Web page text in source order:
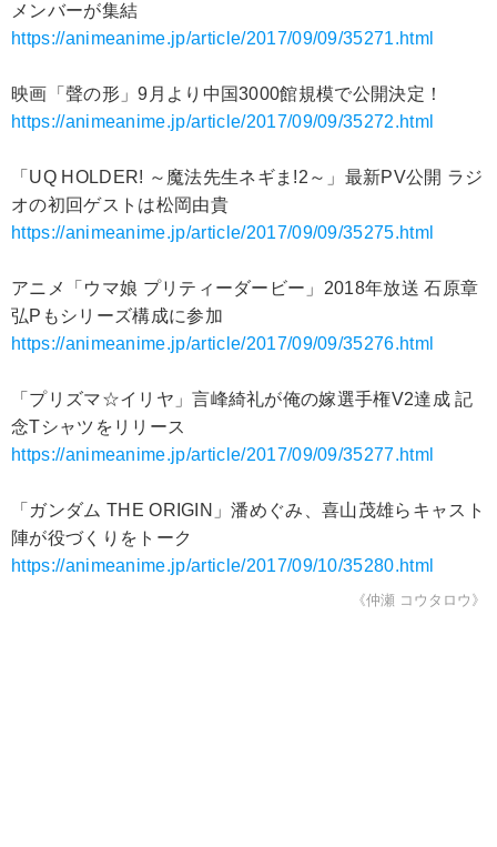
メンバーが集結
https://animeanime.jp/article/2017/09/09/35271.html
映画「聲の形」9月より中国3000館規模で公開決定！
https://animeanime.jp/article/2017/09/09/35272.html
「UQ HOLDER! ～魔法先生ネギま!2～」最新PV公開 ラジ
オの初回ゲストは松岡由貴
https://animeanime.jp/article/2017/09/09/35275.html
アニメ「ウマ娘 プリティーダービー」2018年放送 石原章
弘Pもシリーズ構成に参加
https://animeanime.jp/article/2017/09/09/35276.html
「プリズマ☆イリヤ」言峰綺礼が俺の嫁選手権V2達成 記
念Tシャツをリリース
https://animeanime.jp/article/2017/09/09/35277.html
「ガンダム THE ORIGIN」潘めぐみ、喜山茂雄らキャスト
陣が役づくりをトーク
https://animeanime.jp/article/2017/09/10/35280.html
《仲瀬 コウタロウ》